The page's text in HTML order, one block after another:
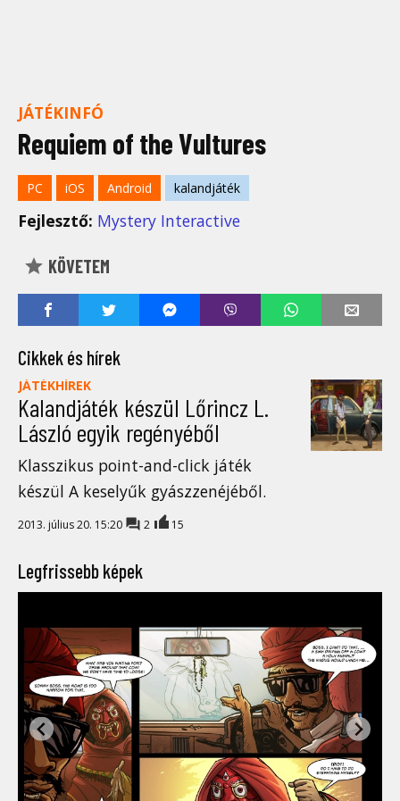
JÁTÉKINFÓ
Requiem of the Vultures
PC iOS Android kalandjáték
Fejlesztő: Mystery Interactive
KÖVETEM
Cikkek és hírek
JÁTÉKHÍREK
Kalandjáték készül Lőrincz L.
László egyik regényéből
Klasszikus point-and-click játék
készül A keselyűk gyászzenéjéből.
2013. július 20. 15:20 2 15
Legfrissebb képek